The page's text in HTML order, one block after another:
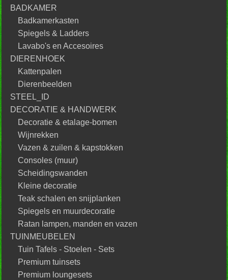
BADKAMER
Badkamerkasten
Spiegels & Ladders
Lavabo's en Accesoires
DIERENHOEK
Kattenpalen
Dierenbeelden
STEEL_ID
DECORATIE & HANDWERK
Decoratie & etalage-bomen
Wijnrekken
Vazen & zuilen & kapstokken
Consoles (muur)
Scheidingswanden
Kleine decoratie
Teak schalen en snijplanken
Spiegels en muurdecoratie
Ratan lampen, manden en vazen
TUINMEUBELEN
Tuin Tafels - Stoelen - Sets
Premium tuinsets
Premium loungesets